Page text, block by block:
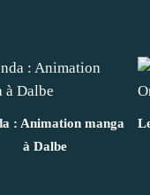
: Animation manga
à Dalbe